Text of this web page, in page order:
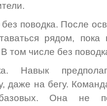
без поводка. После
рядом,
том числе без
Навык
даже на бегу.
Она не